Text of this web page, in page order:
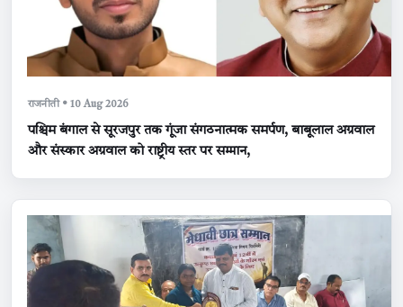
राजनीती • 10 Aug 2026
पश्चिम बंगाल से सूरजपुर तक गूंजा संगठनात्मक समर्पण, बाबूलाल अग्रवाल
और संस्कार अग्रवाल को राष्ट्रीय स्तर पर सम्मान,